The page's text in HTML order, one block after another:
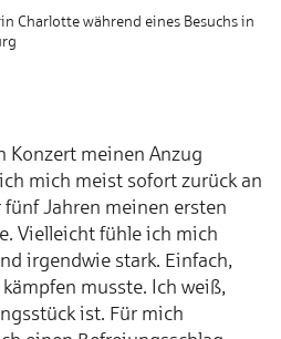
Charlotte während eines Besuchs in
Konzert meinen Anzug
mich meist sofort zurück an
Jahren meinen ersten
Vielleicht fühle ich mich
irgendwie stark. Einfach,
musste. Ich weiß,
ist. Für mich